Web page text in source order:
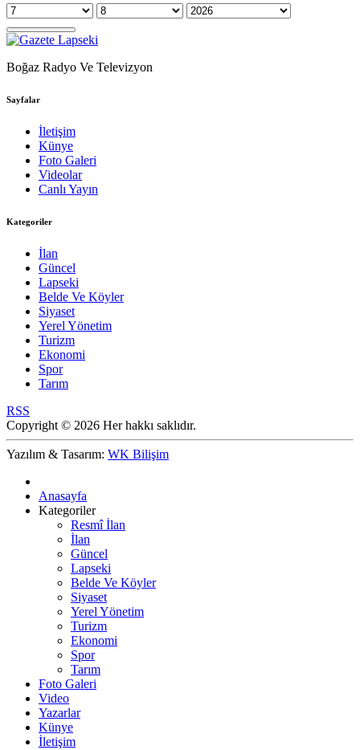
Boğaz Radyo Ve Televizyon
Sayfalar
İletişim
Künye
Foto Galeri
Videolar
Canlı Yayın
Kategoriler
İlan
Güncel
Lapseki
Belde Ve Köyler
Siyaset
Yerel Yönetim
Turizm
Ekonomi
Spor
Tarım
RSS
Copyright © 2026 Her hakkı saklıdır.
Yazılım & Tasarım: WK Bilişim
Anasayfa
Kategoriler
Resmî İlan
İlan
Güncel
Lapseki
Belde Ve Köyler
Siyaset
Yerel Yönetim
Turizm
Ekonomi
Spor
Tarım
Foto Galeri
Video
Yazarlar
Künye
İletişim